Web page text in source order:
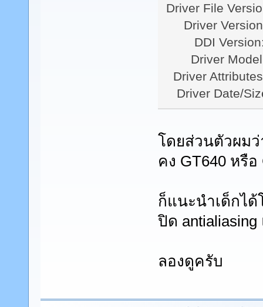
Driver File
Driver
DDI Version:
Driver Model:
Driver
Driver Date/
โดยส่วนตัวผม
คง GT640 หรื
ก็แนะนำเด็กได้
ปิด antialiasing
ลองดูครับ